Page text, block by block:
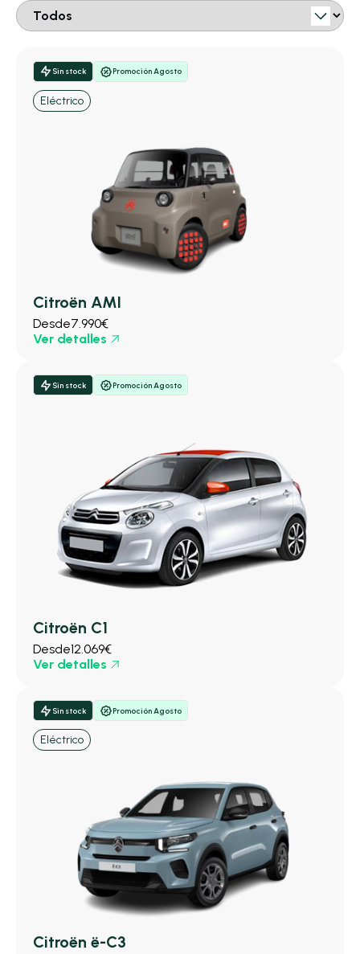
Sin stock Promoción Agosto
Eléctrico
Citroën AMI
Desde7.990€
Ver detalles
Sin stock Promoción Agosto
Citroën C1
Desde12.069€
Ver detalles
Sin stock Promoción Agosto
Eléctrico
Citroën ë-C3